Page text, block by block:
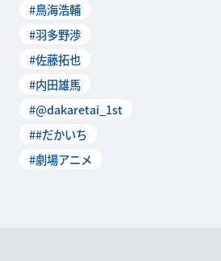
#鳥海浩輔
#羽多野渉
#佐藤拓也
#内田雄馬
#@dakaretai_1st
##だかいち
#劇場アニメ